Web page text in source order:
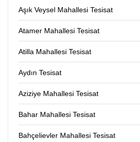
Aşık Veysel Mahallesi Tesisat
Atamer Mahallesi Tesisat
Atilla Mahallesi Tesisat
Aydın Tesisat
Aziziye Mahallesi Tesisat
Bahar Mahallesi Tesisat
Bahçelievler Mahallesi Tesisat